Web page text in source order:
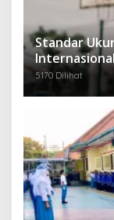
Standar
5170 Dilihat